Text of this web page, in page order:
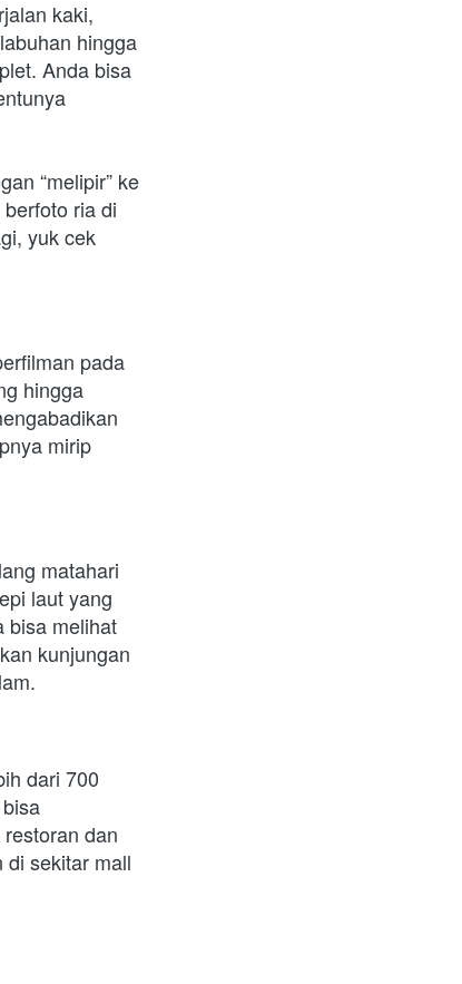
kaki,
hingga
Anda bisa
“melipir” ke
ria di
yuk cek
pada
hingga
mirip
matahari
laut yang
bisa melihat
kunjungan
dari 700
dan
di sekitar mall